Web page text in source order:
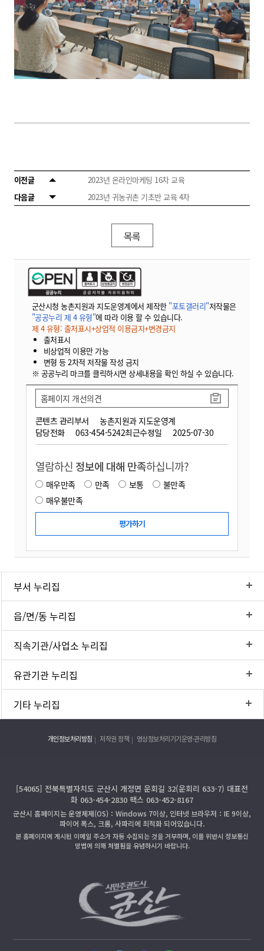
이전글
2023년 온라인마케팅 16차 교육
다음글
2023년 귀농귀촌 기초반 교육 4차
목록
군산시청 농촌지원과 지도운영계에서 제작한 "포토갤러리"저작물은
"공공누리 제 4 유형"에 따라 이용 할 수 있습니다.
제 4 유형: 출처표시+상업적 이용금지+변경금지
출처표시
비상업적 이용만 가능
변형 등 2차적 저작물 작성 금지
※ 공공누리 마크를 클릭하시면 상세내용을 확인 하실 수 있습니다.
콘텐츠 관리부서
농촌지원과 지도운영계
담당전화
063-454-5242최근수정일 2025-07-30
홈페이지 개선의견
열람하신 정보에 대해 만족하십니까?
매우만족 만족 보통
불만족
매우불만족
부서 누리집
읍/면/동 누리집
직속기관/사업소 누리집
유관기관 누리집
기타 누리집
개인정보처리방침 저작권 정책 영상정보처리기기운영·관리방침
[54065] 전북특별자치도 군산시 개정면 운회길 32(운회리 633-7) 대표전
화 063-454-2830 팩스 063-452-8167
군산시 홈페이지는 운영체제(OS)：Windows 7이상, 인터넷 브라우저：IE 9이상,
파이어 폭스, 크롬, 사파리에 최적화 되어있습니다.
본 홈페이지에 게시된 이메일 주소가 자동 수집되는 것을 거부하며, 이를 위반시 정보통신
망법에 의해 처벌됨을 유념하시기 바랍니다.